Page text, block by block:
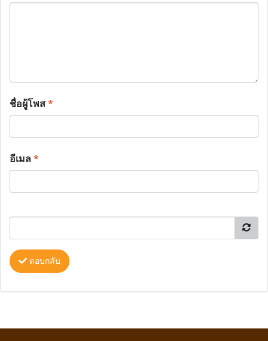
ชื่อผู้โพส*
อีเมล*
ตอบกลับ